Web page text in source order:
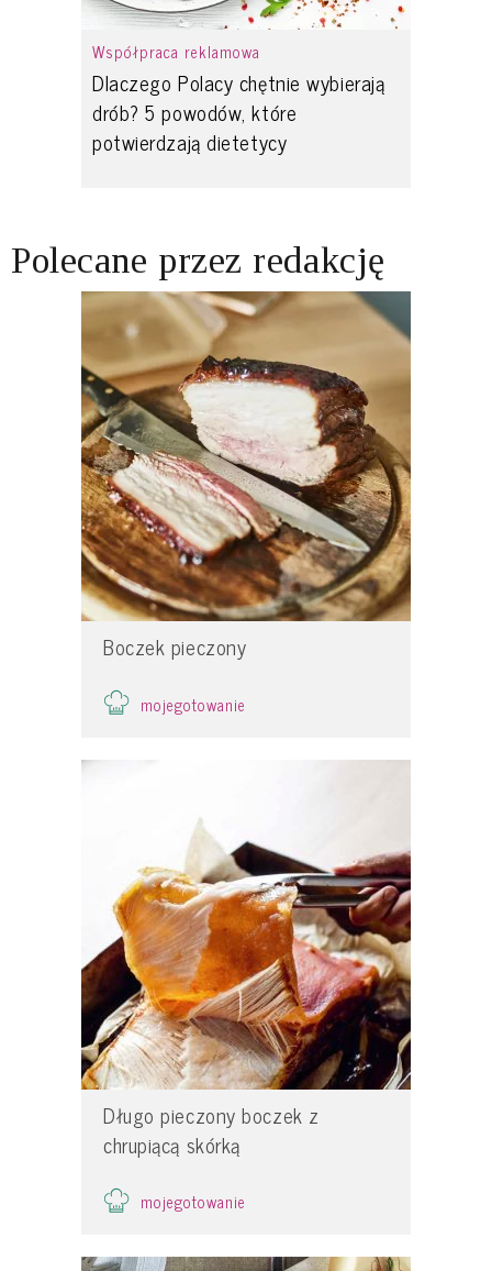
Współpraca reklamowa
Dlaczego Polacy chętnie wybierają
drób? 5 powodów, które
potwierdzają dietetycy
Polecane przez redakcję
Boczek pieczony
mojegotowanie
Długo pieczony boczek z
chrupiącą skórką
mojegotowanie